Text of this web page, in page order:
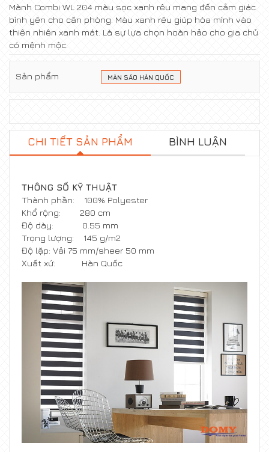
Mành Combi WL 204 màu sọc xanh rêu mang đến cảm giác
bình yên cho căn phòng. Màu xanh rêu giúp hòa mình vào
thiên nhiên xanh mát. Là sự lựa chọn hoàn hảo cho gia chủ
có mệnh mộc.
Sản phẩm MÀN SÁO HÀN QUỐC
CHI TIẾT SẢN PHẨM BÌNH LUẬN
THÔNG SỐ KỸ THUẬT
Thành phần: 100% Polyester
Khổ rộng: 280 cm
Độ dày: 0.55 mm
Trọng lượng: 145 g/m2
Độ lặp: Vải 75 mm/sheer 50 mm
Xuất xứ: Hàn Quốc